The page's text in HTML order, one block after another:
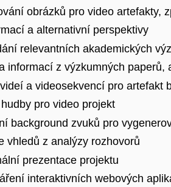
obrázků pro video artefakty,
a alternativní perspektivy
relevantních akademických
informací z výzkumných
a videosekvencí pro artefakt
pro video projekt
background zvuků pro
vhledů z analýzy rozhovorů
prezentace projektu
interaktivních webových